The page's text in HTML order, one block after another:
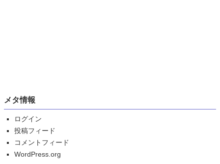
メタ情報
ログイン
投稿フィード
コメントフィード
WordPress.org